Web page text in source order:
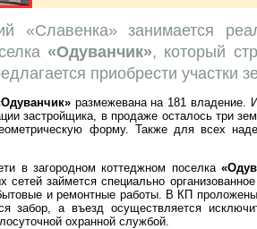
«Славенка» занимается
«Одуванчик», который
приобрести участки
размежевана на 181 владение.
застройщика, в продаже осталось три
форму. Также для всех
в загородном коттеджном поселка
сетей займется специально
и ремонтные работы. В КП
забор, а въезд осуществляется
охранной службой.